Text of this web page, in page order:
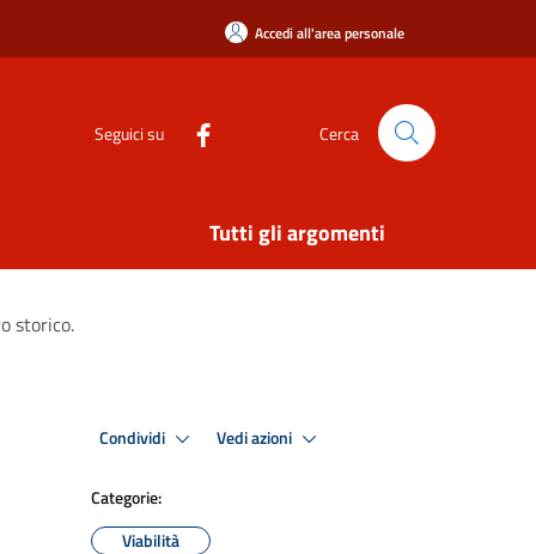
Accedi all'area personale
Seguici su Cerca
Tutti gli argomenti
storico.
Condividi Vedi azioni
Categorie:
Viabilità